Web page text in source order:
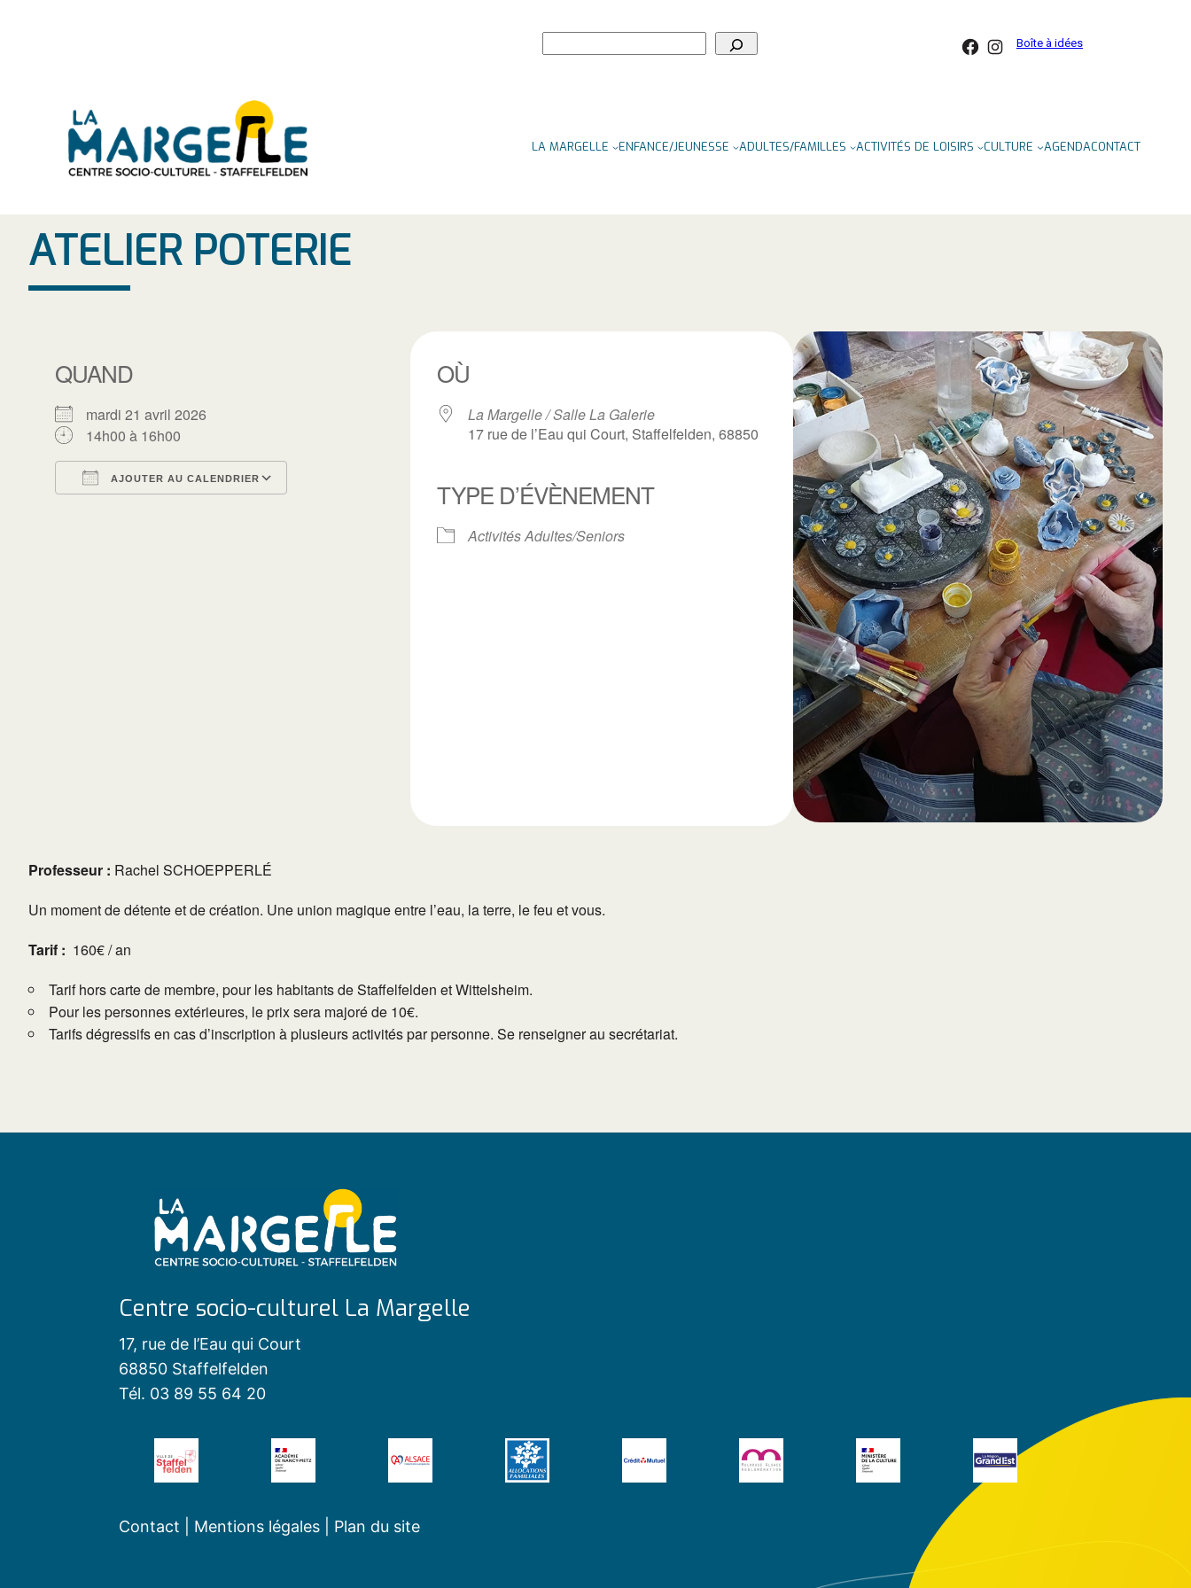
Facebook
Instagram
Boîte à idées
LA MARGELLE ENFANCE/JEUNESSE ADULTES/FAMILLES ACTIVITÉS DE LOISIRS CULTURE AGENDACONTACT
ATELIER POTERIE
QUAND
mardi 21 avril 2026
14h00 à 16h00
AJOUTER AU CALENDRIER
iCalendar Office 365 Outlook Live
OÙ
La Margelle / Salle La Galerie
17 rue de l’Eau qui Court, Staffelfelden, 68850
TYPE D’ÉVÈNEMENT
Activités Adultes/Seniors
Professeur : Rachel SCHOEPPERLÉ
Un moment de détente et de création. Une union magique entre l’eau, la terre, le feu et vous.
Tarif : 160€ / an
Tarif hors carte de membre, pour les habitants de Staffelfelden et Wittelsheim.
Pour les personnes extérieures, le prix sera majoré de 10€.
Tarifs dégressifs en cas d’inscription à plusieurs activités par personne. Se renseigner au secrétariat.
Centre socio-culturel La Margelle
17, rue de l’Eau qui Court
68850 Staffelfelden
Tél. 03 89 55 64 20
Contact Mentions légales Plan du site